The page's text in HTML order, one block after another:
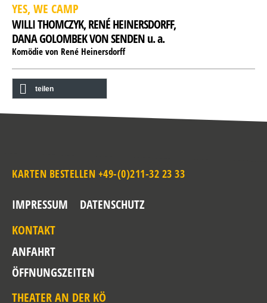
YES, WE CAMP
WILLI THOMCZYK, RENÉ HEINERSDORFF,
DANA GOLOMBEK VON SENDEN u. a.
Komödie von René Heinersdorff
teilen
KARTEN BESTELLEN +49-(0)211-32 23 33
IMPRESSUM
DATENSCHUTZ
KONTAKT
ANFAHRT
ÖFFNUNGSZEITEN
THEATER AN DER KÖ